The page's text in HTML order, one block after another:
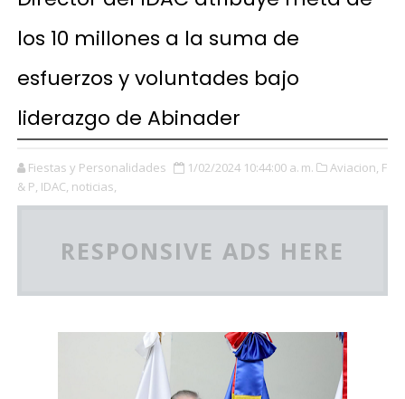
los 10 millones a la suma de
esfuerzos y voluntades bajo
liderazgo de Abinader
Fiestas y Personalidades 1/02/2024 10:44:00 a. m. Aviacion, F
& P, IDAC, noticias,
RESPONSIVE ADS HERE